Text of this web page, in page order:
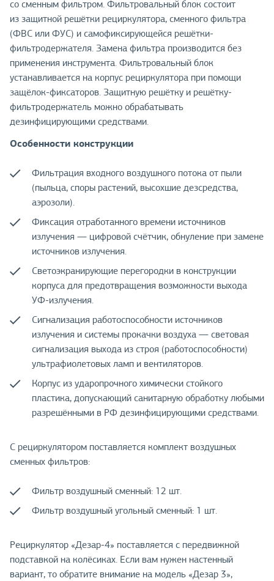
со сменным фильтром. Фильтровальный блок состоит
из защитной решётки рециркулятора, сменного фильтра
(ФВС или ФУС) и самофиксирующейся решётки-
фильтродержателя. Замена фильтра производится без
применения инструмента. Фильтровальный блок
устанавливается на корпус рециркулятора при помощи
защёлок-фиксаторов. Защитную решётку и решётку-
фильтродержатель можно обрабатывать
дезинфицирующими средствами.
Особенности конструкции
Фильтрация входного воздушного потока от пыли
(пыльца, споры растений, высохшие дезсредства,
аэрозоли).
Фиксация отработанного времени источников
излучения — цифровой счётчик, обнуление при замене
источников излучения.
Светоэкранирующие перегородки в конструкции
корпуса для предотвращения возможности выхода
УФ-излучения.
Сигнализация работоспособности источников
излучения и системы прокачки воздуха — световая
сигнализация выхода из строя (работоспособности)
ультрафиолетовых ламп и вентиляторов.
Корпус из ударопрочного химически стойкого
пластика, допускающий санитарную обработку любыми
разрешёнными в РФ дезинфицирующими средствами.
С рециркулятором поставляется комплект воздушных
сменных фильтров:
Фильтр воздушный сменный: 12 шт.
Фильтр воздушный угольный сменный: 1 шт.
Рециркулятор «Дезар-4» поставляется с передвижной
подставкой на колёсиках. Если вам нужен настенный
вариант, то обратите внимание на модель «Дезар 3»,